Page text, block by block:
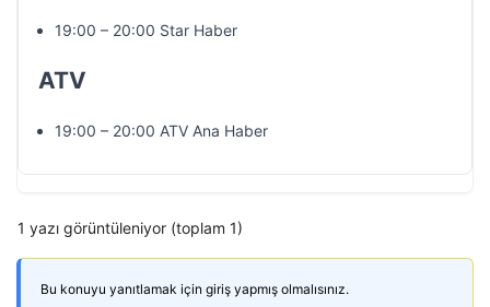
19:00 – 20:00 Star Haber
ATV
19:00 – 20:00 ATV Ana Haber
1 yazı görüntüleniyor (toplam 1)
Bu konuyu yanıtlamak için giriş yapmış olmalısınız.